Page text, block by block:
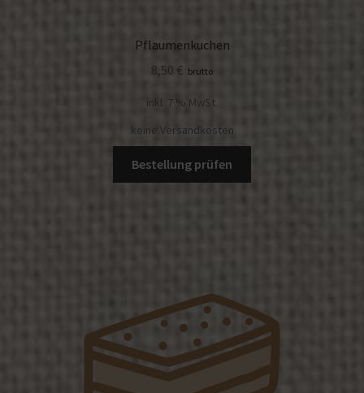
Pflaumenkuchen
8,50 € brutto
inkl. 7 % MwSt.
keine Versandkosten
Bestellung prüfen